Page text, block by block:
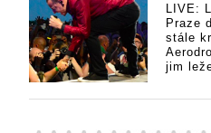
LIVE:
Praze
stále
jim